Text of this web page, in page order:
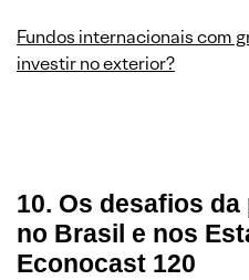
Fundos internacionais com
investir no exterior?
10. Os desafios
no Brasil e nos
Econocast 120